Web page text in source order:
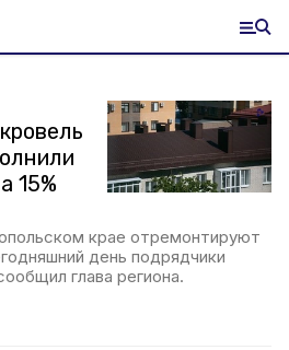
15%
крае отремонтируют
день подрядчики
глава региона.